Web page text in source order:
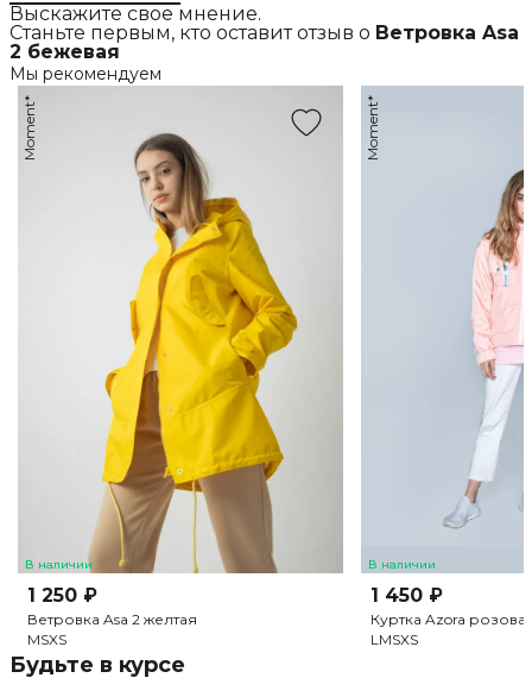
Выскажите свое мнение.
Станьте первым, кто оставит отзыв о Ветровка Asa
2 бежевая
Мы рекомендуем
В наличии
Moment*
1 250 ₽
Ветровка Asa 2 желтая
MSXS
В наличии
Moment*
1 450 ₽
Куртка Azora
LMSXS
Будьте в курсе